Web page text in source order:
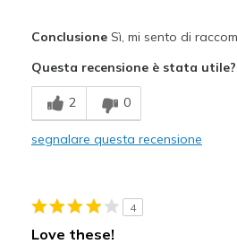
Comfortable
Durable
Travel
ConclusioneSì, mi sento di
Questa recensione è stata utile?
2 0
segnalare questa recensione
4
Love these!